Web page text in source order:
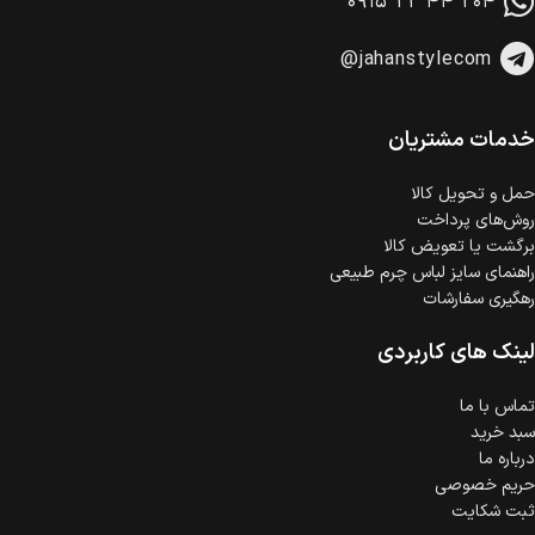
خرید اقساطی با شرایط آسان و بدون ضامن امکان‌پذیر
است.
گارانتی معتبر برای تمامی محصولات ارائه می‌شود.
@jahanstylecom
خدمات مشتریان
حمل‌ و تحویل کالا
روش‌های پرداخت
برگشت یا تعویض کالا
راهنمای سایز لباس چرم طبیعی
رهگیری سفارشات
لینک های کاربردی
تماس با ما
سبد خرید
درباره ما
حریم خصوصی
ثبت شکایت